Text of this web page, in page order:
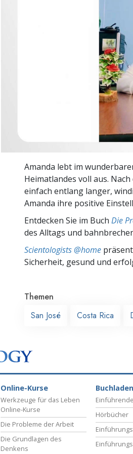
Amanda lebt im
Heimatlandes voll aus.
einfach entlang langer,
Amanda ihre positive
Entdecken Sie im Buch Die
des Alltags und
Scientologists @home
Sicherheit, gesund und
Themen
San José
Costa Rica
Online-Kurse
Werkzeuge für das Leben
Online-Kurse
Die Probleme der Arbeit
Die Grundlagen des
Denkens
Buchladen
Hörbücher